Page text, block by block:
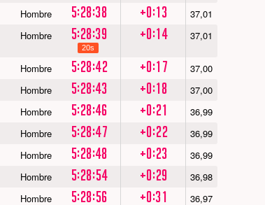
Hombre 5:28:38 +0:13 37,01
Hombre 5:28:39
20s
+0:14 37,01
Hombre 5:28:42 +0:17 37,00
Hombre 5:28:43 +0:18 37,00
Hombre 5:28:46 +0:21 36,99
Hombre 5:28:47 +0:22 36,99
Hombre 5:28:48 +0:23 36,99
Hombre 5:28:54 +0:29 36,98
Hombre 5:28:56 +0:31 36,97